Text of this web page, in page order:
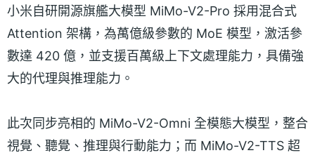
小米自研開源旗艦大模型 MiMo-V2-Pro 採用混合式
Attention 架構，為萬億級參數的 MoE 模型，激活參
數達 420 億，並支援百萬級上下文處理能力，具備強
大的代理與推理能力。
此次同步亮相的 MiMo-V2-Omni 全模態大模型，整合
視覺、聽覺、推理與行動能力；而 MiMo-V2-TTS 超